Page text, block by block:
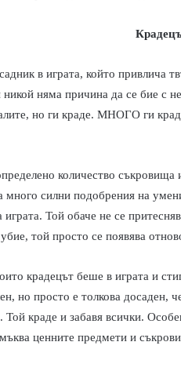
в играта, който привлича
няма причина да се бие с
но ги краде. МНОГО ги
количество
много силни подобрения на
играта. Той обаче не се
той просто се появява
крадецът беше в играта и
но просто е толкова досаден,
Той краде и забавя всички.
ценните предмети и